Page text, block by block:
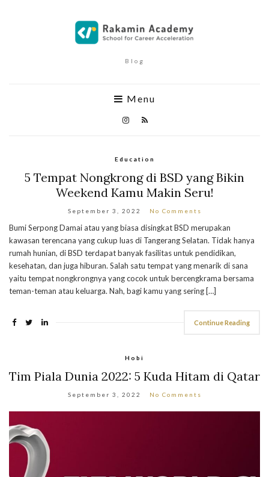
Blog
Menu
Education
5 Tempat Nongkrong di BSD yang Bikin
Weekend Kamu Makin Seru!
September 3, 2022 No Comments
Bumi Serpong Damai atau yang biasa disingkat BSD merupakan
kawasan terencana yang cukup luas di Tangerang Selatan. Tidak hanya
rumah hunian, di BSD terdapat banyak fasilitas untuk pendidikan,
kesehatan, dan juga hiburan. Salah satu tempat yang menarik di sana
yaitu tempat nongkrongnya yang cocok untuk bercengkrama bersama
teman-teman atau keluarga. Nah, bagi kamu yang sering […]
Continue Reading
Hobi
Tim Piala Dunia 2022: 5 Kuda Hitam di Qatar
September 3, 2022 No Comments